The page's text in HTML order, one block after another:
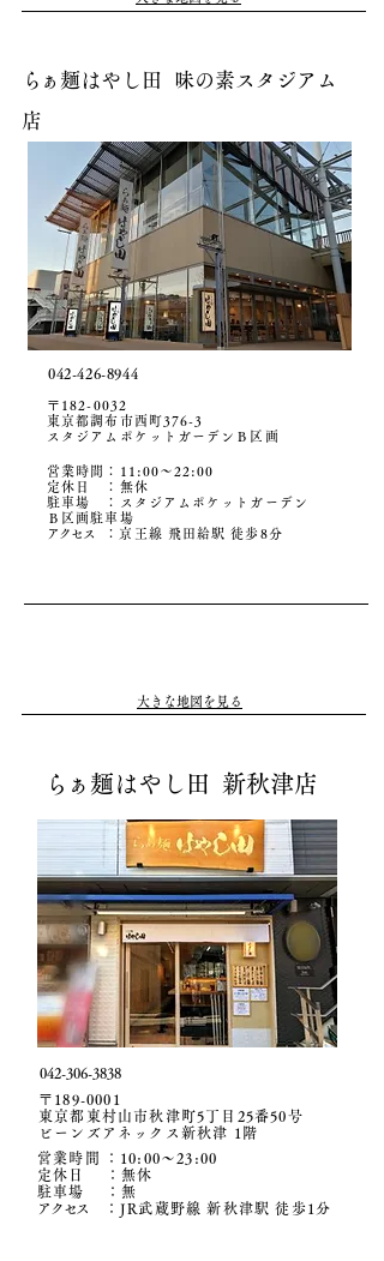
ら ぁ麺はやし田 味の素スタジアム
店
042-426-8944
〒182-0032
東京都調布市西町376-3
スタジアムポケットガーデンＢ区画
営業時間：11:00〜22:00
定休日 ：無休
駐車場​ ：
スタジアムポケットガーデン
Ｂ区画駐車場
アクセ ス ：京王線 飛田給駅 徒歩8分
大きな地図を見る
ら ぁ麺はやし田 新秋津店
042-306-3838
〒189-0001
​東京都東村山市秋津町5丁目25番50号
ビーンズアネックス新秋津 1階
営業時間
：10:00〜23:00
定休日 ：無休
駐車場 ：無
アクセ ス ：JR武蔵野線 新秋津駅 徒歩1分